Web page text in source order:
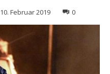
10. Februar 2019 0